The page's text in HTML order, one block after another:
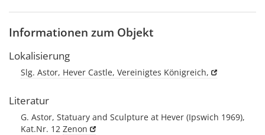
Informationen zum Objekt
Lokalisierung
Slg. Astor, Hever Castle, Vereinigtes Königreich,
Literatur
G. Astor, Statuary and Sculpture at Hever (Ipswich 1969),
Kat.Nr. 12 Zenon